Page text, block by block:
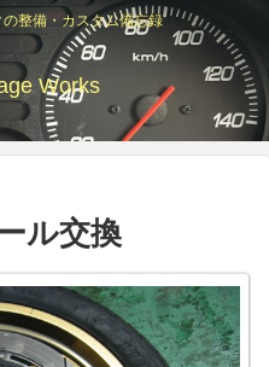
整備・カスタム備忘録
Works
ル交換